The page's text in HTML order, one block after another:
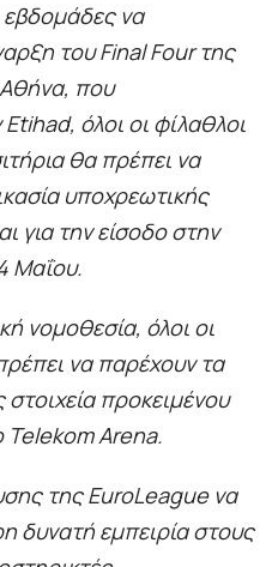
να
του Final Four της
που
όλοι οι φίλαθλοι
θα πρέπει να
υποχρεωτικής
για την είσοδο στην
Μαΐου.
νομοθεσία, όλοι οι
να παρέχουν τα
προκειμένου
Telekom Arena.
της EuroLeague να
δυνατή εμπειρία στους